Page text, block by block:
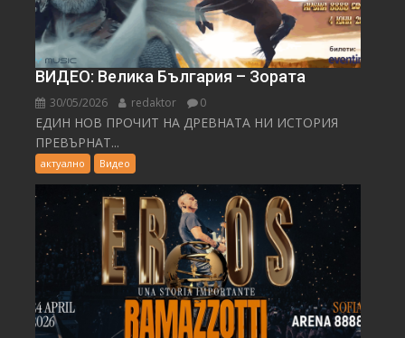
ВИДЕО: Велика България – Зората
30/05/2026 redaktor 0
ЕДИН НОВ ПРОЧИТ НА ДРЕВНАТА НИ ИСТОРИЯ
ПРЕВЪРНАТ...
актуално Видео